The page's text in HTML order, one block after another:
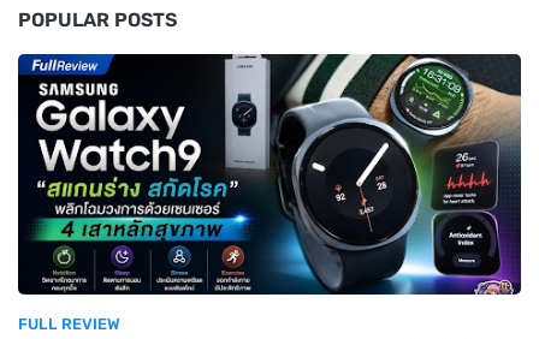
POPULAR POSTS
FULL REVIEW